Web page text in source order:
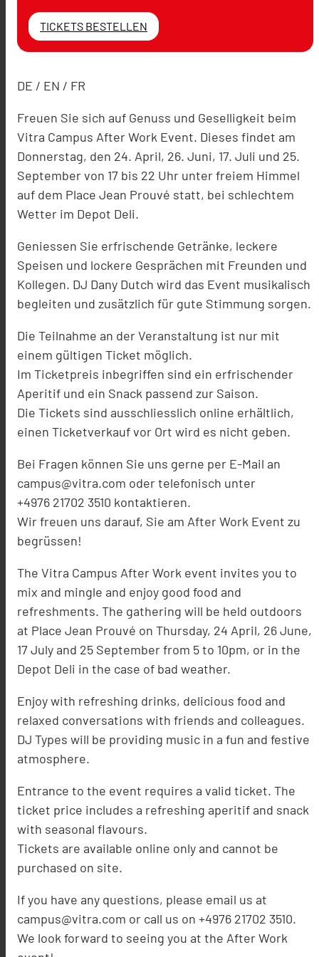
TICKETS BESTELLEN
DE / EN / FR
Freuen Sie sich auf Genuss und Geselligkeit beim
Vitra Campus After Work Event. Dieses findet am
Donnerstag, den 24. April, 26. Juni, 17. Juli und 25.
September von 17 bis 22 Uhr unter freiem Himmel
auf dem Place Jean Prouvé statt, bei schlechtem
Wetter im Depot Deli.
Geniessen Sie erfrischende Getränke, leckere
Speisen und lockere Gesprächen mit Freunden und
Kollegen. DJ Dany Dutch wird das Event musikalisch
begleiten und zusätzlich für gute Stimmung sorgen.
Die Teilnahme an der Veranstaltung ist nur mit
einem gültigen Ticket möglich.
Im Ticketpreis inbegriffen sind ein erfrischender
Aperitif und ein Snack passend zur Saison.
Die Tickets sind ausschliesslich online erhältlich,
einen Ticketverkauf vor Ort wird es nicht geben.
Bei Fragen können Sie uns gerne per E-Mail an
campus@vitra.com oder telefonisch unter
+4976 21702 3510 kontaktieren.
Wir freuen uns darauf, Sie am After Work Event zu
begrüssen!
The Vitra Campus After Work event invites you to
mix and mingle and enjoy good food and
refreshments. The gathering will be held outdoors
at Place Jean Prouvé on Thursday, 24 April, 26 June,
17 July and 25 September from 5 to 10pm, or in the
Depot Deli in the case of bad weather.
Enjoy with refreshing drinks, delicious food and
relaxed conversations with friends and colleagues.
DJ Types will be providing music in a fun and festive
atmosphere.
Entrance to the event requires a valid ticket. The
ticket price includes a refreshing aperitif and snack
with seasonal flavours.
Tickets are available online only and cannot be
purchased on site.
If you have any questions, please email us at
campus@vitra.com or call us on +4976 21702 3510.
We look forward to seeing you at the After Work